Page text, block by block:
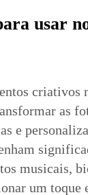
usar
criativos
as
e
musicais,
um toque